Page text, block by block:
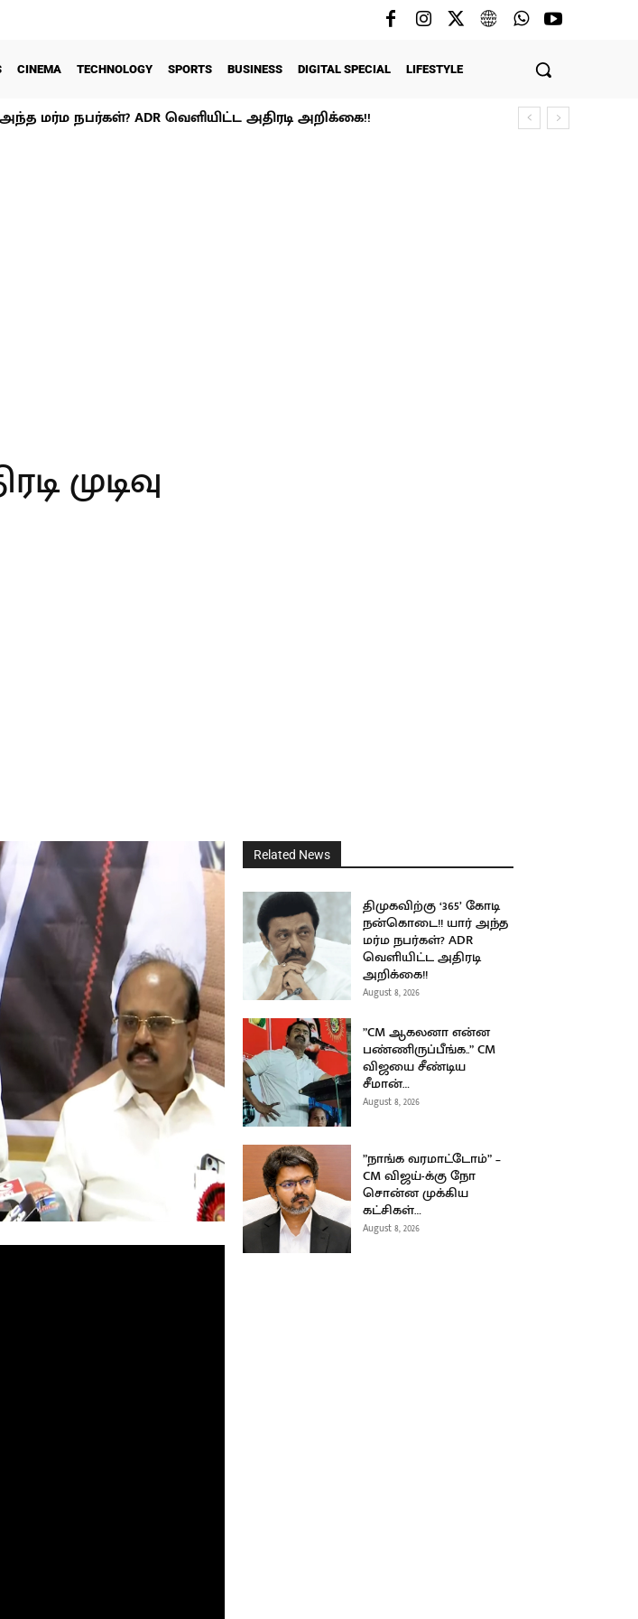
CINEMA TECHNOLOGY SPORTS BUSINESS DIGITAL SPECIAL LIFESTYLE
மர்ம நபர்கள்? ADR வெளியிட்ட அதிரடி அறிக்கை!!
முடிவு
Related News
திமுகவிற்கு ‘365’ கோடி
நன்கொடை!! யார் அந்த
மர்ம நபர்கள்? ADR
வெளியிட்ட அதிரடி
அறிக்கை!!
August 8, 2026
”CM ஆகலனா என்ன
பண்ணிருப்பீங்க..” CM
விஜயை சீண்டிய
சீமான்…
August 8, 2026
”நாங்க வரமாட்டோம்” –
CM விஜய்-க்கு நோ
சொன்ன முக்கிய
கட்சிகள்…
August 8, 2026